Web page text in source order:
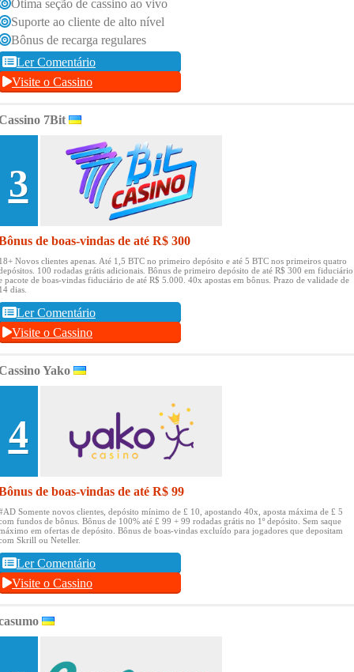
Ótima seção de cassino ao vivo
Suporte ao cliente de alto nível
Bônus de recarga regulares
Ler Comentário
Visite o Cassino
7Bit
3
de boas-vindas de até R$ 300
Novos clientes apenas. Até 1,5 BTC no primeiro depósito e até 5 BTC nos primeiros quatro
100 rodadas grátis adicionais. Bônus de primeiro depósito de até R$ 300 em fiduciário
pacote de boas-vindas fiduciário de até R$ 5.000. 40x apostas em bônus. Prazo de validade de
dias.
Ler Comentário
Visite o Cassino
Yako
4
de boas-vindas de até R$ 99
Somente novos clientes, depósito mínimo de £ 10, apostando 40x, aposta máxima de £ 5
fundos de bônus. Bônus de 100% até £ 99 + 99 rodadas grátis no 1º depósito. Sem saque
em ofertas de depósito. Bônus de boas-vindas excluído para jogadores que depositam
Skrill ou Neteller.
Ler Comentário
Visite o Cassino